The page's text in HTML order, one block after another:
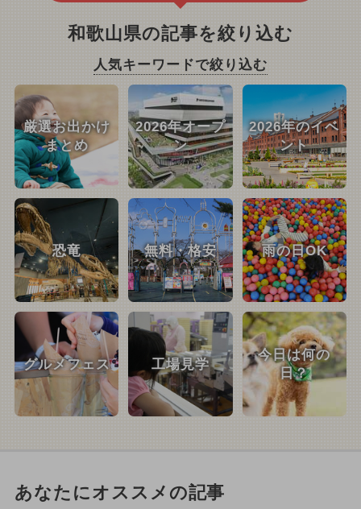
和歌山県の記事を絞り込む
人気キーワードで絞り込む
厳選お出かけ
まとめ
2026年オープ
ン
2026年のイベ
ント
恐竜 無料・格安 雨の日OK
グルメフェス 工場見学
今日は何の
日？
あなたにオススメの記事